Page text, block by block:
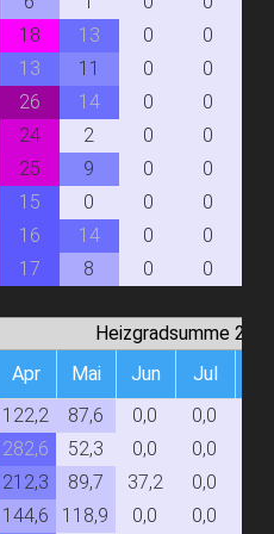
18 13 0 0
13 11 0 0
26 14 0 0
24 2 0 0
25 9 0 0
15 0 0 0
16 14 0 0
17 8 0 0
Heizgradsumme 20/
Apr Mai Jun Jul
122,2 87,6 0,0 0,0
282,6 52,3 0,0 0,0
212,3 89,7 37,2 0,0
144,6 118,9 0,0 0,0